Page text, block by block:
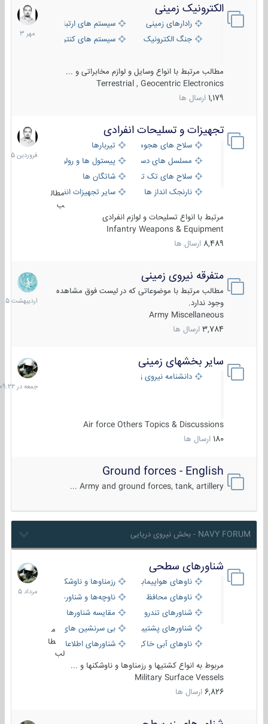
الکترونیک زمینی
رادارهای زمینی
سیستم های ارتباطی و جمع آوری
جنگ الکترونیک
سیستم های کنترل آتش و تجهیزات
مطالب مرتبط با انواع وسایل و لوازم مخابراتی و ...
Terrestrial , Geocentric Electronics
1,179 ارسال ها
1
مهر
1403
تجهیزات و تسلیحات انفرادی
سلاح های هجومی
تیربارها
مسلسل های دستی
پیستول ها و رولورها
سلاح های تک تیر اندازیشاتگان ها
نارنجک انداز ها
سایر تجهیزات انفرادی
مطال
ب
مرتبط با انواع تسلیحات و لوازم انفرادی
Infantry Weapons & Equipment
8,489 ارسال ها
17
فروردین
1405
متفرقه نیروی زمینی
مطالب مرتبط با موضوعاتی که در لیست فوق مشاهده
وجود ندارد.
Army Miscellaneous
3,784 ارسال ها
27
1405
سایر بخشهای زمینی
دانشنامه نیروی زمینی
Air force Others Topics & Discussions
180 ارسال ها
جمعه
در
09:22
Ground forces - English
Army and ground forces, tank, artillery ...
NAVY FORUM - بخش نیروی دریایی
شناورهای سطحی
ناوهای هواپیمابر و بالگرد بررزمناوها و ناوشکن‌ها
ناوهای محافظ
ناوچه‌ها و شناورهای گشتی
شناورهای تندرو
مقایسه شناورها
شناورهای پشتیبانی
بی سرنشین های دریایی
ناوهای آبی خاکی و نیروبرشناورهای اطلاعاتی و جاسوسی
طا
لب
مربوط به انواع کشتیها و رزمناوها و ناوشکنها و ...
Military Surface Vessels
6,826 ارسال ها
2
مرداد
1405